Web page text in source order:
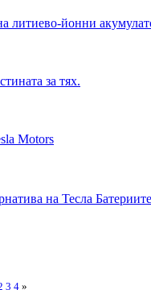
литиево-йонни
за тях.
Motors
на Тесла Батериите
3 4 »